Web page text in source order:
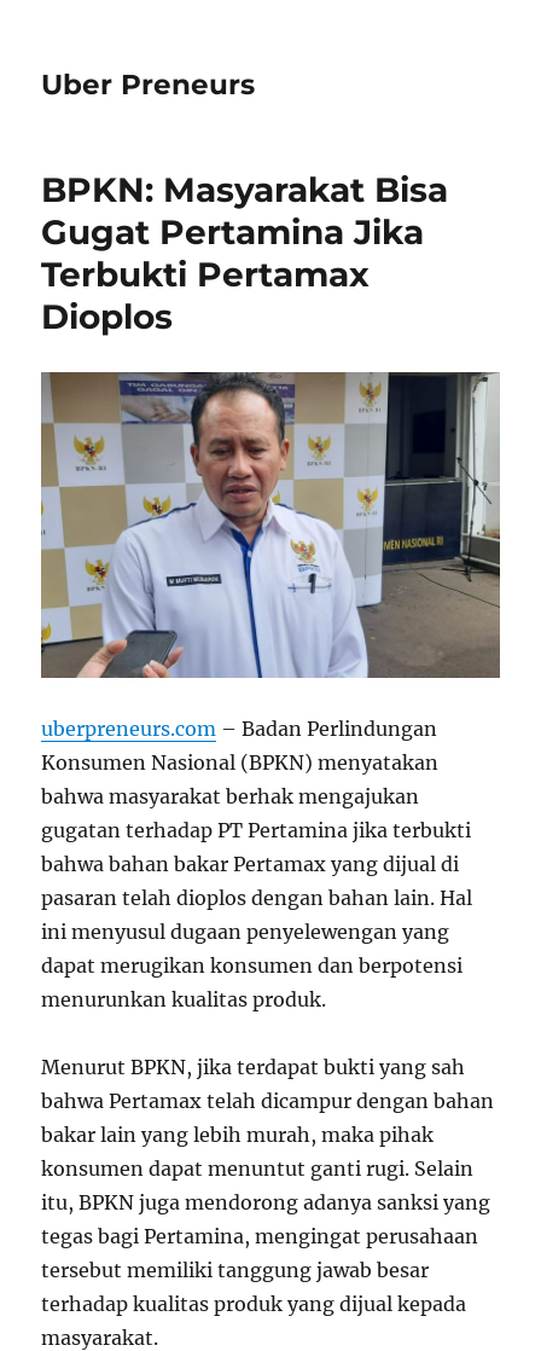
Uber Preneurs
BPKN: Masyarakat Bisa
Gugat Pertamina Jika
Terbukti Pertamax
Dioplos
uberpreneurs.com – Badan Perlindungan
Konsumen Nasional (BPKN) menyatakan
bahwa masyarakat berhak mengajukan
gugatan terhadap PT Pertamina jika terbukti
bahwa bahan bakar Pertamax yang dijual di
pasaran telah dioplos dengan bahan lain. Hal
ini menyusul dugaan penyelewengan yang
dapat merugikan konsumen dan berpotensi
menurunkan kualitas produk.
Menurut BPKN, jika terdapat bukti yang sah
bahwa Pertamax telah dicampur dengan bahan
bakar lain yang lebih murah, maka pihak
konsumen dapat menuntut ganti rugi. Selain
itu, BPKN juga mendorong adanya sanksi yang
tegas bagi Pertamina, mengingat perusahaan
tersebut memiliki tanggung jawab besar
terhadap kualitas produk yang dijual kepada
masyarakat.